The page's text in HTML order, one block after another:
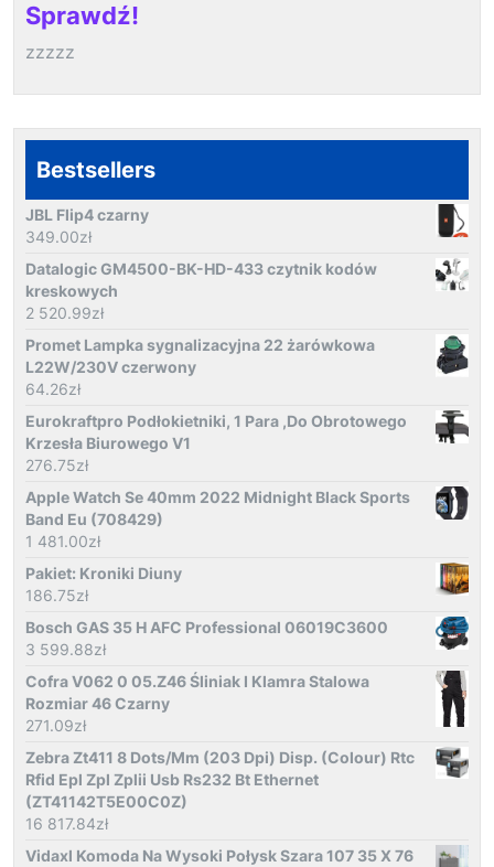
Sprawdź!
zzzzz
Bestsellers
JBL Flip4 czarny
349.00zł
Datalogic GM4500-BK-HD-433 czytnik kodów
kreskowych
2 520.99zł
Promet Lampka sygnalizacyjna 22 żarówkowa
L22W/230V czerwony
64.26zł
Eurokraftpro Podłokietniki, 1 Para ,Do Obrotowego
Krzesła Biurowego V1
276.75zł
Apple Watch Se 40mm 2022 Midnight Black Sports
Band Eu (708429)
1 481.00zł
Pakiet: Kroniki Diuny
186.75zł
Bosch GAS 35 H AFC Professional 06019C3600
3 599.88zł
Cofra V062 0 05.Z46 Śliniak I Klamra Stalowa
Rozmiar 46 Czarny
271.09zł
Zebra Zt411 8 Dots/Mm (203 Dpi) Disp. (Colour) Rtc
Rfid Epl Zpl Zplii Usb Rs232 Bt Ethernet
(ZT41142T5E00C0Z)
16 817.84zł
Vidaxl Komoda Na Wysoki Połysk Szara 107 35 X 76